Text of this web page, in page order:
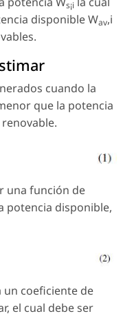
s¡i
disponible Wav,i
cuando la
que la potencia
una función de
potencia disponible,
un coeficiente de
el cual debe ser